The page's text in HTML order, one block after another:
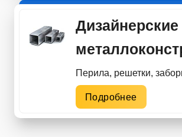
Дизайнерские
Перила, решетки,
Подробнее